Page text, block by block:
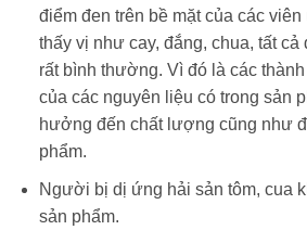
điểm đen trên bề mặt của các
thấy vị như cay, đắng, chua, tất cả
rất bình thường. Vì đó là các
của các nguyên liệu có trong sản
hưởng đến chất lượng cũng như
phẩm.
Người bị dị ứng hải sản tôm, cua
sản phẩm.